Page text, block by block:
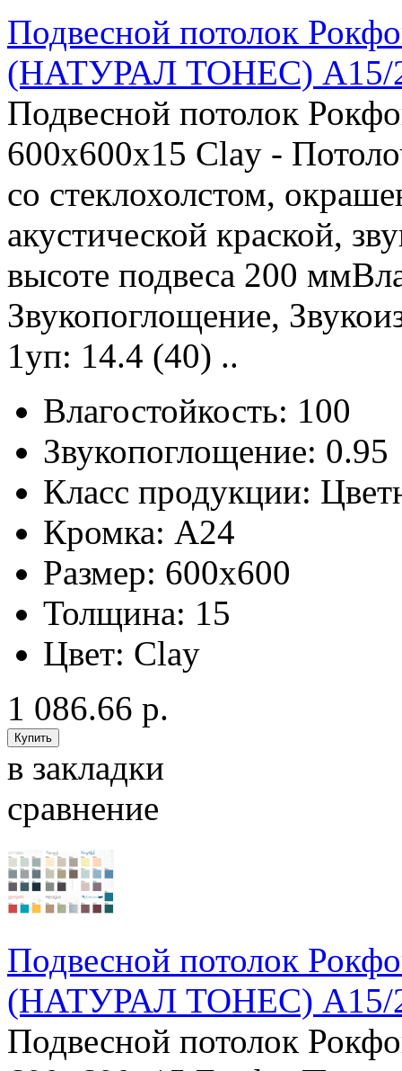
Подвесной потолок
(НАТУРАЛ ТОНЕС) А15/
Подвесной потолок
600x600x15 Clay -
со стеклохолстом,
акустической краской,
высоте подвеса 200
Звукопоглощение,
1уп: 14.4 (40) ..
Влагостойкость: 100
Звукопоглощение: 0.95
Класс продукции:
Кромка: A24
Размер: 600x600
Толщина: 15
Цвет: Clay
1 086.66 р.
в закладки
сравнение
Подвесной потолок
(НАТУРАЛ ТОНЕС) А15/
Подвесной потолок